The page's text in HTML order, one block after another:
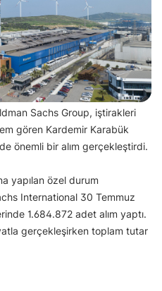
Sachs Group, iştirakleri
gören Kardemir Karabük
önemli bir alım gerçekleştirdi.
yapılan özel durum
International 30 Temmuz
1.684.872 adet alım yaptı.
gerçekleşirken toplam tutar